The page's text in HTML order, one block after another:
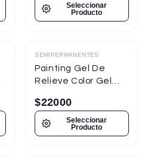
Seleccionar
Producto
Destacado
SEMIPERMANENTES
Painting Gel De
Relieve Color Gel
$22000
Seleccionar
Producto